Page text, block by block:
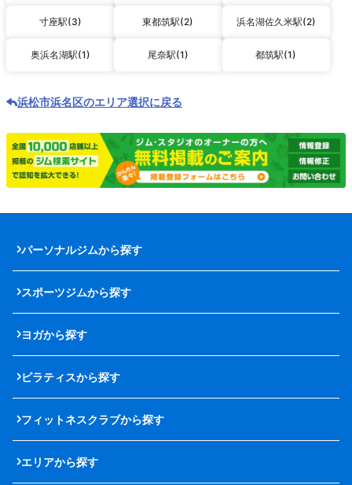
寸座駅(3) 東都筑駅(2) 浜名湖佐久米駅(2)
奥浜名湖駅(1) 尾奈駅(1) 都筑駅(1)
浜松市浜名区のエリア選択に戻る
パーソナルジムから探す
スポーツジムから探す
ヨガから探す
ピラティスから探す
フィットネスクラブから探す
エリアから探す